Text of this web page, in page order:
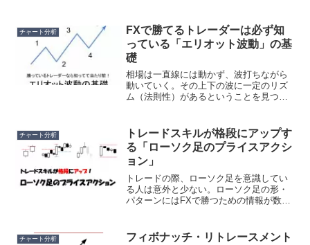
エリオット波動の基礎はわかった！とい
う人は、この「ガイドライン」について
もぜひ覚えておこう。
チャート分析
FXで勝てるトレーダーは必ず知
っている「エリオット波動」の基
礎
相場は一直線には動かず、波打ちながら
動いていく。その上下の波に一定のリズ
ム（法則性）があるということを見つけ
読み取れるようになるのでぜひ覚えてお
こう。
チャート分析
トレードスキルが格段にアップす
る「ローソク足のプライスアクシ
ョン」
トレードの際、ローソク足を意識してい
る人は意外と少ない。ローソク足の形・
パターンにはFXで勝つための情報が数多
「プライスアクション」について解説す
チャート分析
フィボナッチ・リトレースメント